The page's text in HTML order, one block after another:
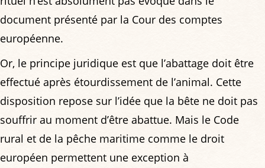
document présenté par la Cour des comptes
européenne.
Or, le principe juridique est que l’abattage doit être
effectué après étourdissement de l’animal. Cette
disposition repose sur l’idée que la bête ne doit pas
souffrir au moment d’être abattue. Mais le Code
rural et de la pêche maritime comme le droit
européen permettent une exception à